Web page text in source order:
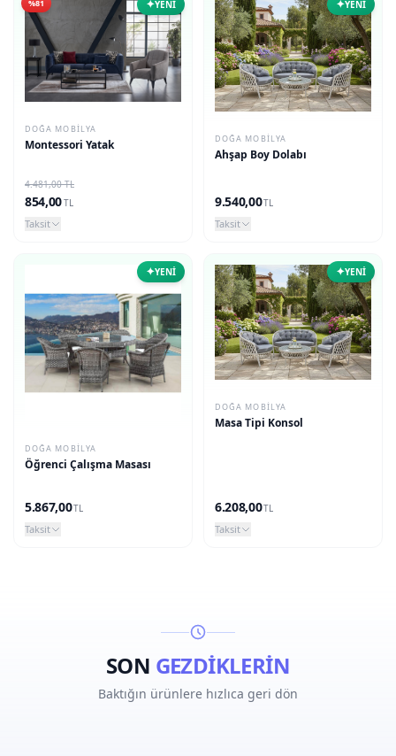
✦YENİ
%81
DOĞA MOBILYA
Montessori Yatak
4.481,00 TL
854,00TL
Taksit
✦YENİ
DOĞA MOBILYA
Ahşap Boy Dolabı
9.540,00TL
Taksit
✦YENİ
DOĞA MOBILYA
Öğrenci Çalışma Masası
5.867,00TL
Taksit
✦YENİ
DOĞA MOBILYA
Masa Tipi Konsol
6.208,00TL
Taksit
SON GEZDİKLERİN
Baktığın ürünlere hızlıca geri dön